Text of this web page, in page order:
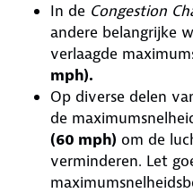
In de Congestion
andere belangrijke
verlaagde
mph).
Op diverse delen
de
(60 mph) om de
verminderen. Let